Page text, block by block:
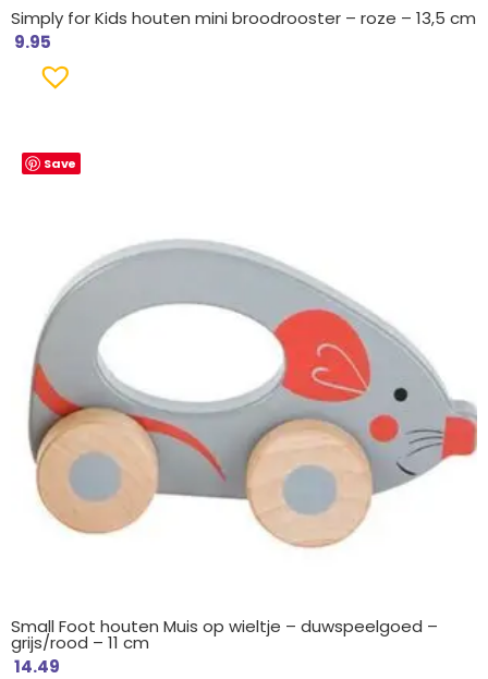
Simply for Kids houten mini broodrooster – roze – 13,5 cm
9.95
Save
Small Foot houten Muis op wieltje – duwspeelgoed –
grijs/rood – 11 cm
14.49